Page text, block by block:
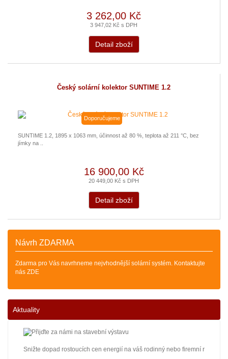
3 262,00 Kč
3 947,02 Kč s DPH
Detail zboží
Český solární kolektor SUNTIME 1.2
Doporučujeme
SUNTIME 1.2, 1895 x 1063 mm, účinnost až 80 %, teplota až 211 °C, bez
jímky na ..
16 900,00 Kč
20 449,00 Kč s DPH
Detail zboží
Návrh ZDARMA
Zdarma pro Vás navrhneme nejvhodnější solární systém. Kontaktujte
nás ZDE
Aktuality
Snižte dopad rostoucích cen energií na váš rodinný nebo firemní